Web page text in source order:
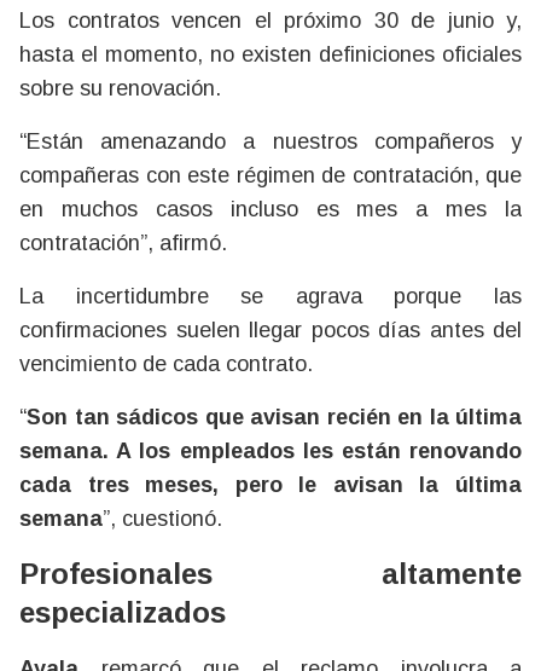
Los contratos vencen el próximo 30 de junio y,
hasta el momento, no existen definiciones oficiales
sobre su renovación.
“Están amenazando a nuestros compañeros y
compañeras con este régimen de contratación, que
en muchos casos incluso es mes a mes la
contratación”, afirmó.
La incertidumbre se agrava porque las
confirmaciones suelen llegar pocos días antes del
vencimiento de cada contrato.
“Son tan sádicos que avisan recién en la última
semana. A los empleados les están renovando
cada tres meses, pero le avisan la última
semana”, cuestionó.
Profesionales altamente
especializados